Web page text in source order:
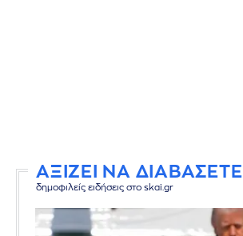
ΑΞΙΖΕΙ ΝΑ ΔΙΑΒΑΣΕΤΕ
δημοφιλείς ειδήσεις στο skai.gr